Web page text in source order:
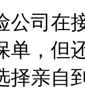
公司在
单，但
择亲自